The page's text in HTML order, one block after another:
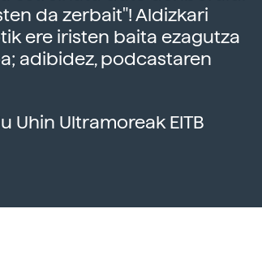
da zerbait"! Aldizkari
ere iristen baita ezagutza
adibidez, podcastaren
Uhin Ultramoreak EITB